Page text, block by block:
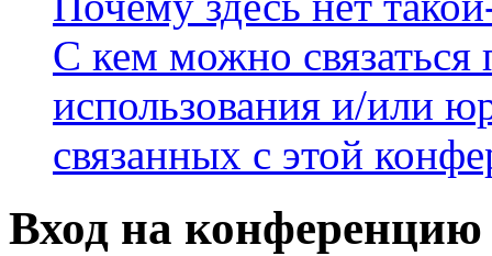
С кем можно связаться
использования и/или
связанных с этой
Вход на конференцию